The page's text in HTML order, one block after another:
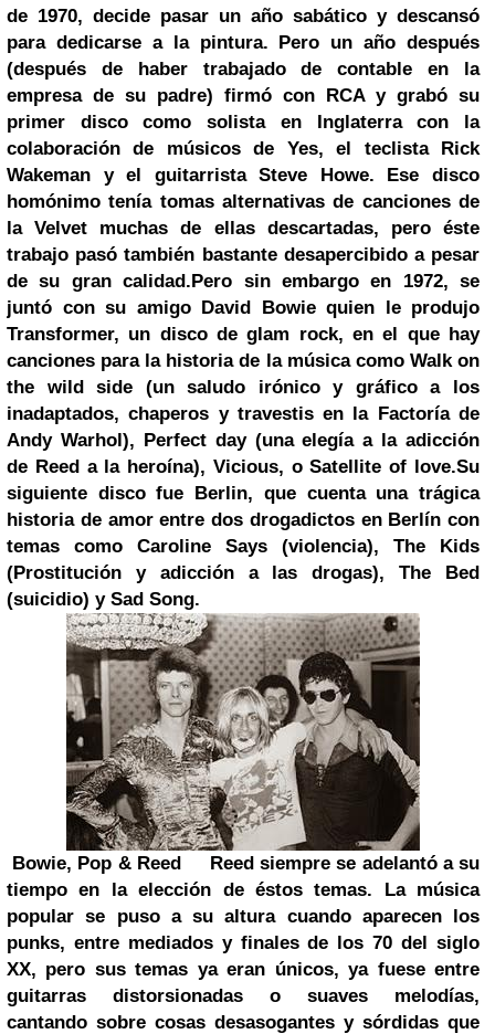
de 1970, decide pasar un año sabático y descansó
para dedicarse a la pintura. Pero un año después
(después de haber trabajado de contable en la
empresa de su padre) firmó con RCA y grabó su
primer disco como solista en Inglaterra con la
colaboración de músicos de Yes, el teclista Rick
Wakeman y el guitarristaSteve Howe. Ese disco
homónimo tenía tomas alternativas de canciones de
la Velvet muchas de ellas descartadas, pero éste
trabajo pasó también bastante desapercibido a pesar
de su gran calidad.Pero sin embargo en 1972, se
juntó con su amigo David Bowie quien le produjo
Transformer, un disco de glam rock, en el que hay
canciones para la historia de la música como Walk on
the wild side (un saludo irónico y gráfico a los
inadaptados, chaperos y travestis en la Factoría de
Andy Warhol), Perfect day (una elegía a la adicción
de Reed a la heroína), Vicious, o Satellite of love.Su
siguiente disco fue Berlin, que cuenta una trágica
historia de amor entre dos drogadictos en Berlín con
temas como Caroline Says (violencia), The Kids
(Prostitución y adicción a las drogas), The Bed
(suicidio) y Sad Song.
Bowie, Pop & Reed
Reed siempre se adelantó a su
tiempo en la elección de éstos temas. La música
popular se puso a su altura cuando aparecen los
punks, entre mediados y finales de los 70 del siglo
XX, pero sus temas ya eran únicos, ya fuese entre
guitarras distorsionadas o suaves melodías,
cantando sobre cosas desasogantes y sórdidas que